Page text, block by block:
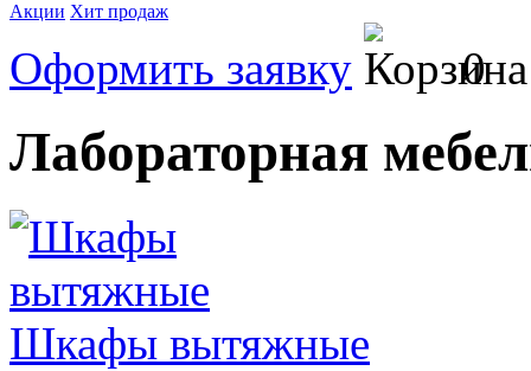
Акции Хит продаж
Оформить заявку 0
Лабораторная
Шкафы вытяжные